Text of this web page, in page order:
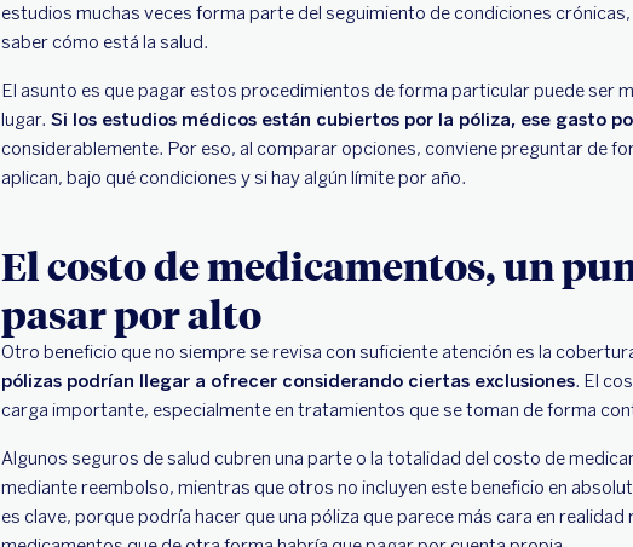
estudios muchas veces forma parte del seguimiento de condiciones
saber cómo está la salud.
El asunto es que pagar estos procedimientos de forma particular puede ser
lugar. Si los estudios médicos están cubiertos por la póliza, ese gasto
considerablemente. Por eso, al comparar opciones, conviene preguntar de
aplican, bajo qué condiciones y si hay algún límite por año.
El costo de medicamentos, un
pasar por alto
Otro beneficio que no siempre se revisa con suficiente atención es la
pólizas podrían llegar a ofrecer considerando ciertas exclusiones. El
carga importante, especialmente en tratamientos que se toman de forma
Algunos seguros de salud cubren una parte o la totalidad del costo de
mediante reembolso, mientras que otros no incluyen este beneficio en
es clave, porque podría hacer que una póliza que parece más cara en